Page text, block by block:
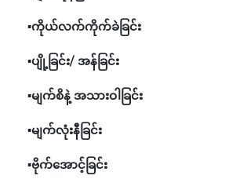
▪️ကိုယ်လက်ကိုက်ခဲခြင်း
▪️ပျို့ခြင်း/ အန်ခြင်း
▪️မျက်စိနဲ့ အသားဝါခြင်း
▪️မျက်လုံးနီခြင်း
‌▪️ဗိုက်အောင့်ခြင်း